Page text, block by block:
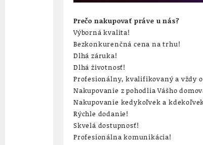
Prečo nakupovať práve u nás?
Výborná kvalita!
Bezkonkurenčná cena na trhu!
Dlhá záruka!
Dlhá životnosť!
Profesionálny, kvalifikovaný a vždy
Nakupovanie z pohodlia Vášho
Nakupovanie kedykoľvek a
Rýchle dodanie!
Skvelá dostupnosť!
Profesionálna komunikácia!